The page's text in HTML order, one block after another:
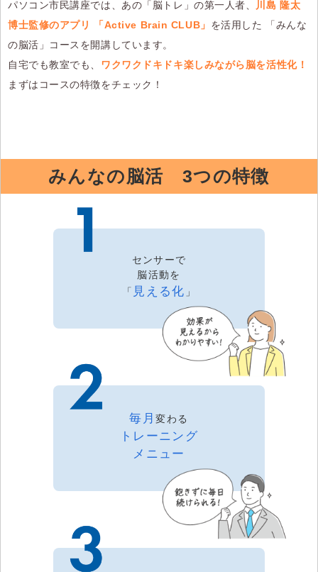
パソコン市民講座では、あの「脳トレ」の第一人者、 川島 隆太
博士監修のアプリ
「Active Brain CLUB」 を活用した 「みんな
の脳活」コースを開講しています。
自宅でも教室でも、
ワクワクドキドキ楽しみながら脳を活性化！
まずはコースの特徴をチェック！
みんなの脳活 3つの特徴
センサーで
脳活動を
「 見える化 」
毎月変わる
トレーニング
メニュー